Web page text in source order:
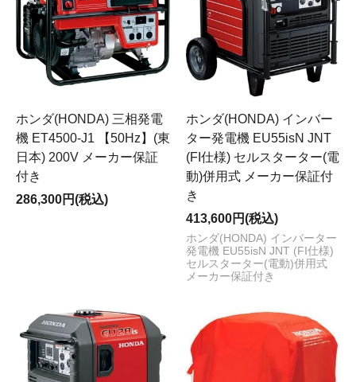
ホンダ(HONDA) 三相発電
機 ET4500-J1 【50Hz】(東
日本) 200V メーカー保証
付き
286,300円(税込)
ホンダ(HONDA) インバー
ター発電機 EU55isN JNT
(FI仕様) セルスターター(電
動)併用式 メーカー保証付
き
413,600円(税込)
ホンダ(HONDA) インバーター
発電機 EU55isN JNT (FI仕様)
セルスターター(電動)併用式
メーカー保証付き